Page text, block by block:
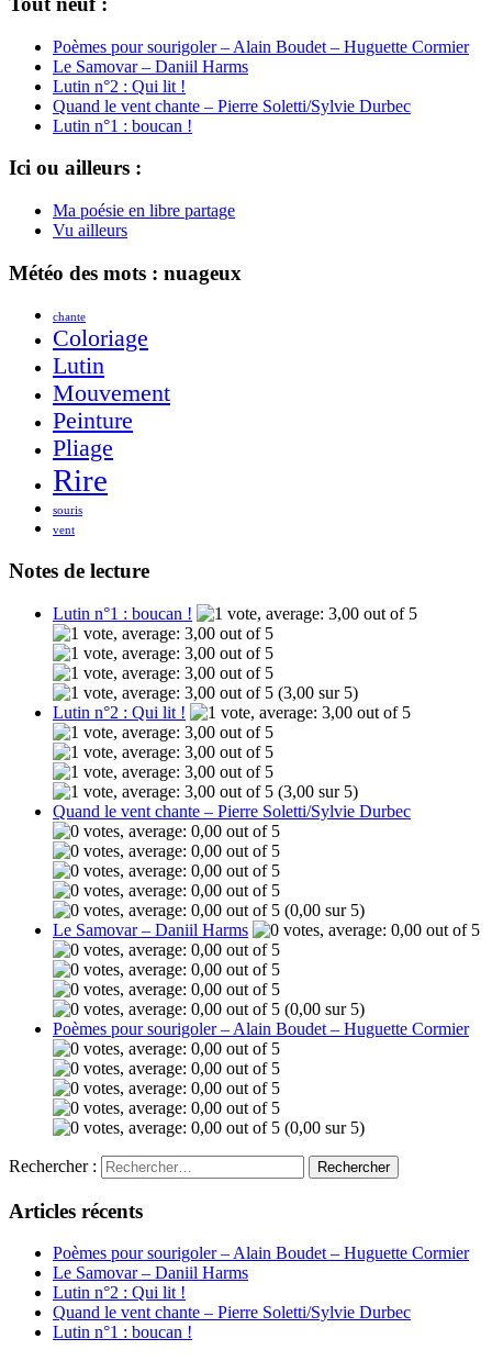
Poèmes pour sourigoler – Alain Boudet – Huguette Cormier
Le Samovar – Daniil Harms
Lutin n°2 : Qui lit !
Quand le vent chante – Pierre Soletti/Sylvie Durbec
Lutin n°1 : boucan !
Ici ou ailleurs :
Ma poésie en libre partage
Vu ailleurs
Météo des mots : nuageux
chante
Coloriage
Lutin
Mouvement
Peinture
Pliage
Rire
souris
vent
Notes de lecture
Lutin n°1 : boucan !
(3,00 sur 5)
Lutin n°2 : Qui lit !
(3,00 sur 5)
Quand le vent chante – Pierre Soletti/Sylvie Durbec
(0,00 sur 5)
Le Samovar – Daniil Harms
(0,00 sur 5)
Poèmes pour sourigoler – Alain Boudet – Huguette Cormier
(0,00 sur 5)
Rechercher :
Articles récents
Poèmes pour sourigoler – Alain Boudet – Huguette Cormier
Le Samovar – Daniil Harms
Lutin n°2 : Qui lit !
Quand le vent chante – Pierre Soletti/Sylvie Durbec
Lutin n°1 : boucan !